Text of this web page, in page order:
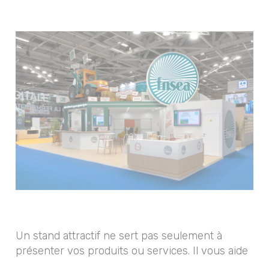
Un stand attractif ne sert pas seulement à
présenter vos produits ou services. Il vous aide